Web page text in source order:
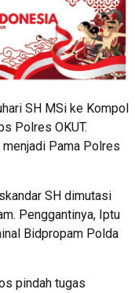
SH MSi ke Kompol
Polres OKUT.
Pama Polres
SH dimutasi
Penggantinya, Iptu
Bidpropam Polda
pindah tugas